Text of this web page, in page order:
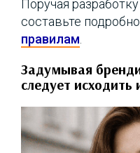
Поручая
составьте
правилам.
Задумывая
следует исходить